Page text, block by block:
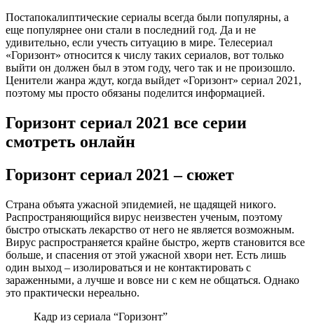
Постапокалиптические сериалы всегда были популярны, а
еще популярнее они стали в последний год. Да и не
удивительно, если учесть ситуацию в мире. Телесериал
«Горизонт» относится к числу таких сериалов, вот только
выйти он должен был в этом году, чего так и не произошло.
Ценители жанра ждут, когда выйдет «Горизонт» сериал 2021,
поэтому мы просто обязаны поделится информацией.
Горизонт сериал 2021 все серии
смотреть онлайн
Горизонт сериал 2021 – сюжет
Страна объята ужасной эпидемией, не щадящей никого.
Распространяющийся вирус неизвестен ученым, поэтому
быстро отыскать лекарство от него не является возможным.
Вирус распространяется крайне быстро, жертв становится все
больше, и спасения от этой ужасной хвори нет. Есть лишь
один выход – изолироваться и не контактировать с
зараженными, а лучше и вовсе ни с кем не общаться. Однако
это практически нереально.
Кадр из сериала “Горизонт”